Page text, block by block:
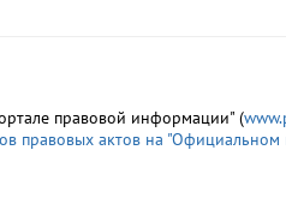
правовой информации" (
правовых актов на "Официальном